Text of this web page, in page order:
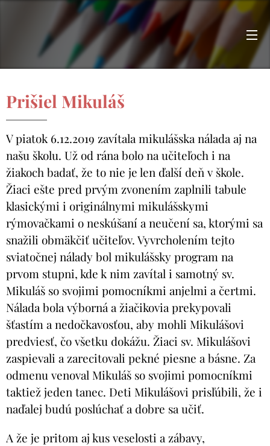
Prišiel Mikuláš
V piatok 6.12.2019 zavítala mikulášska nálada aj na
našu školu. Už od rána bolo na učiteľoch i na
žiakoch badať, že to nie je len ďalší deň v škole.
Žiaci ešte pred prvým zvonením zaplnili tabule
klasickými i originálnymi mikulášskymi
rýmovačkami o neskúšaní a neučení sa, ktorými sa
snažili obmäkčiť učiteľov. Vyvrcholením tejto
sviatočnej nálady bol mikulášsky program na
prvom stupni, kde k nim zavítal i samotný sv.
Mikuláš so svojimi pomocníkmi anjelmi a čertmi.
Nálada bola výborná a žiačikovia prekypovali
šťastím a nedočkavosťou, aby mohli Mikulášovi
predviesť, čo všetku dokážu. Žiaci sv. Mikulášovi
zaspievali a zarecitovali pekné piesne a básne. Za
odmenu venoval Mikuláš so svojimi pomocníkmi
taktiež jeden tanec. Deti Mikulášovi prisľúbili, že i
naďalej budú poslúchať a dobre sa učiť.
A že je pritom aj kus veselosti a zábavy,